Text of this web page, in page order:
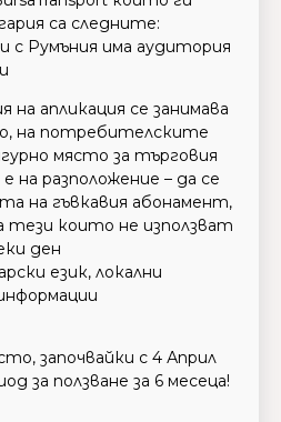
са следните:
с Румъния има аудитория
на апликация се занимава
на потребителските
място за търговия
на разположение – да се
на гъвкавия абонамент,
тези които не използват
ден
език, локални
започвайки с 4 Април
за ползване за 6 месеца!